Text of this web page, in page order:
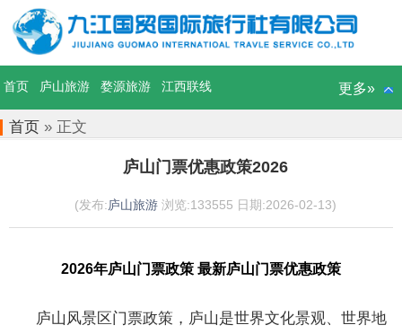
首页 庐山旅游 婺源旅游 江西联线 更多»
首页 » 正文
庐山门票优惠政策2026
(发布:庐山旅游 浏览:133555 日期:2026-02-13)
2026年庐山门票政策 最新庐山门票优惠政策
庐山风景区门票政策，庐山是世界文化景观、世界地